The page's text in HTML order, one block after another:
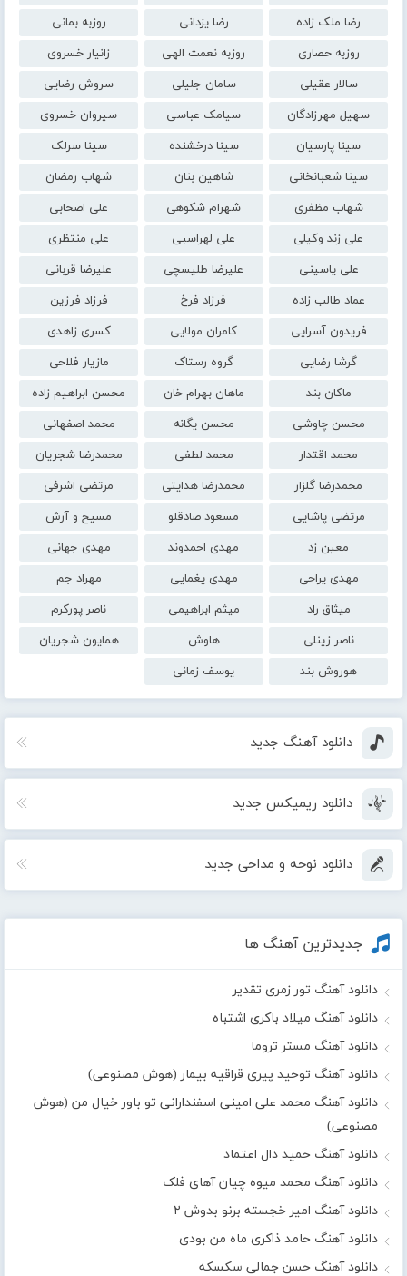
رضا ملک زاده
رضا یزدانی
روزبه بمانی
روزبه حصاری
روزبه نعمت الهی
زانیار خسروی
سالار عقیلی
سامان جلیلی
سروش رضایی
سهیل مهرزادگان
سیامک عباسی
سیروان خسروی
سینا پارسیان
سینا درخشنده
سینا سرلک
سینا شعبانخانی
شاهین بنان
شهاب رمضان
شهاب مظفری
شهرام شکوهی
علی اصحابی
علی زند وکیلی
علی لهراسبی
علی منتظری
علی یاسینی
علیرضا طلیسچی
علیرضا قربانی
عماد طالب زاده
فرزاد فرخ
فرزاد فرزین
فریدون آسرایی
کامران مولایی
کسری زاهدی
گرشا رضایی
گروه رستاک
مازیار فلاحی
ماکان بند
ماهان بهرام خان
محسن ابراهیم زاده
محسن چاوشی
محسن یگانه
محمد اصفهانی
محمد اقتدار
محمد لطفی
محمدرضا شجریان
محمدرضا گلزار
محمدرضا هدایتی
مرتضی اشرفی
مرتضی پاشایی
مسعود صادقلو
مسیح و آرش
معین زد
مهدی احمدوند
مهدی جهانی
مهدی یراحی
مهدی یغمایی
مهراد جم
میثاق راد
میثم ابراهیمی
ناصر پورکرم
ناصر زینلی
هاوش
همایون شجریان
هوروش بند
یوسف زمانی
دانلود آهنگ جدید
دانلود ریمیکس جدید
دانلود نوحه و مداحی جدید
جدیدترین آهنگ ها
دانلود آهنگ تور زمری تقدیر
دانلود آهنگ میلاد باکری اشتباه
دانلود آهنگ مستر تروما
دانلود آهنگ توحید پیری قراقیه بیمار (هوش مصنوعی)
دانلود آهنگ محمد علی امینی اسفندارانی تو باور خیال من (هوش
مصنوعی)
دانلود آهنگ حمید دال اعتماد
دانلود آهنگ محمد میوه چیان آهای فلک
دانلود آهنگ امیر خجسته برنو بدوش ۲
دانلود آهنگ حامد ذاکری ماه من بودی
دانلود آهنگ حسن جمالی سکسکه